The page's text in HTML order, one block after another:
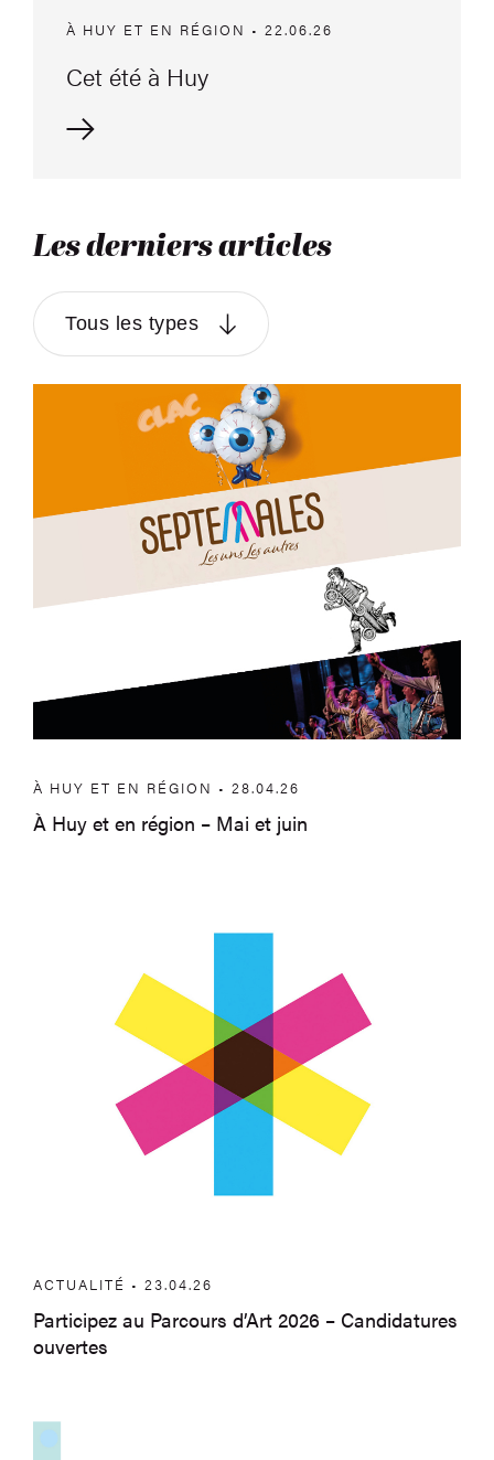
À HUY ET EN RÉGION • 22.06.26
Cet été à Huy
Les derniers articles
Tous les types
À Huy et en région – Mai et juin
À HUY ET EN RÉGION • 28.04.26
À Huy et en région – Mai et juin
ACTUALITÉ • 23.04.26
Participez au Parcours d’Art 2026 – Candidatures
ouvertes
Balade spectacle – Les Poissons dans